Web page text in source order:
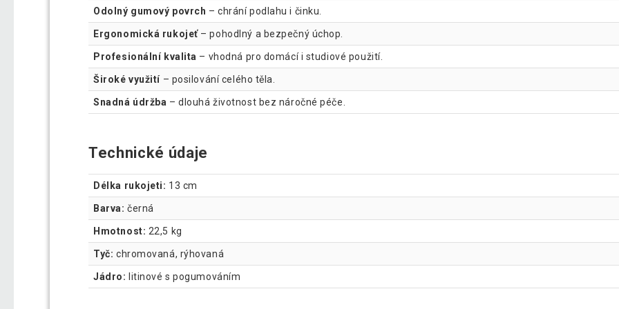
Gorilla Sports
Gorilla Sports
Gorilla Sports
Odolný gumový povrch – chrání podlahu i činku.
Ergonomická rukojeť– pohodlný a bezpečný úchop.
Profesionální kvalita – vhodná pro domácí i studiové použití.
Široké využití – posilování celého těla.
Snadná údržba – dlouhá životnost bez náročné péče.
Technické údaje
Délka rukojeti: 13 cm
Barva: černá
Hmotnost: 22,5 kg
Tyč: chromovaná, rýhovaná
Jádro: litinové s pogumováním